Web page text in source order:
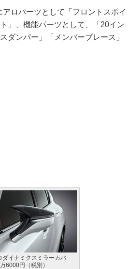
ロパーツとして「フロントスポイ
」、機能パーツとして、「20イン
ダンパー」「メンバーブレース」
ダイナミクスミラーカバ
6000円（税別）